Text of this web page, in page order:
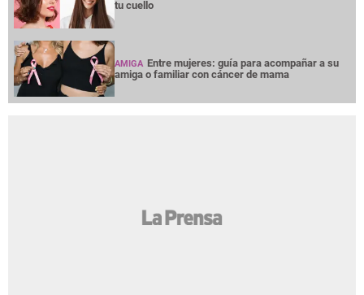
tu cuello
AMIGA Entre mujeres: guía para acompañar a su
amiga o familiar con cáncer de mama